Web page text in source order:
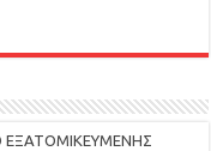
ΕΞΑΤΟΜΙΚΕΥΜΕΝΗΣ